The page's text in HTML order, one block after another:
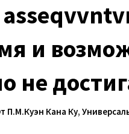
и
не
П.М.Куэн Кана Ку,